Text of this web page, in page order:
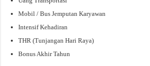
Mobil / Bus Jemputan Karyawan
Intensif Kehadiran
THR (Tunjangan Hari Raya)
Bonus Akhir Tahun